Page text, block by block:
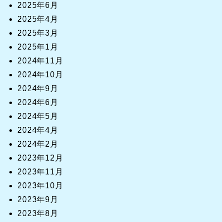
2025年6月
2025年4月
2025年3月
2025年1月
2024年11月
2024年10月
2024年9月
2024年6月
2024年5月
2024年4月
2024年2月
2023年12月
2023年11月
2023年10月
2023年9月
2023年8月